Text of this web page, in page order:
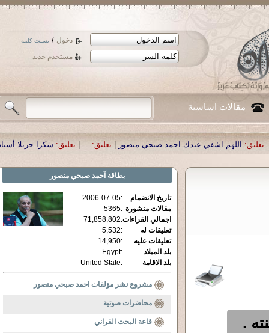
دخول / نسيت كلمة
مستخدم جديد
مقالات اساسية
احمد صبحي منصور| تعليق: ...
|تعليق: شكرا جزيلا أستاذ حمد الحمد
.
بطاقة آحمد صبحي منصور
تاريخ الانضمام :
2006-07-05
مقالات منشورة :
5365
اجمالي القراءات:
71,858,802
تعليقات له
:
5,532
تعليقات عليه
:
14,950
بلد الميلاد
:
Egypt
بلد الاقامة
:
United State
مشروع نشر مؤلفات احمد صبحي منصور
محاضرات صوتية
قاعة البحث القراني